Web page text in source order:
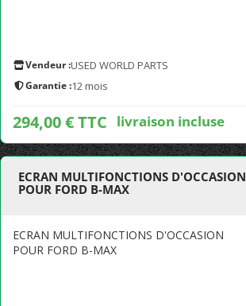
Vendeur :USED WORLD PARTS
Garantie :12 mois
294,00 € TTC livraison incluse
ECRAN MULTIFONCTIONS D'OCCASION
POUR FORD B-MAX
ECRAN MULTIFONCTIONS D'OCCASION
POUR FORD B-MAX